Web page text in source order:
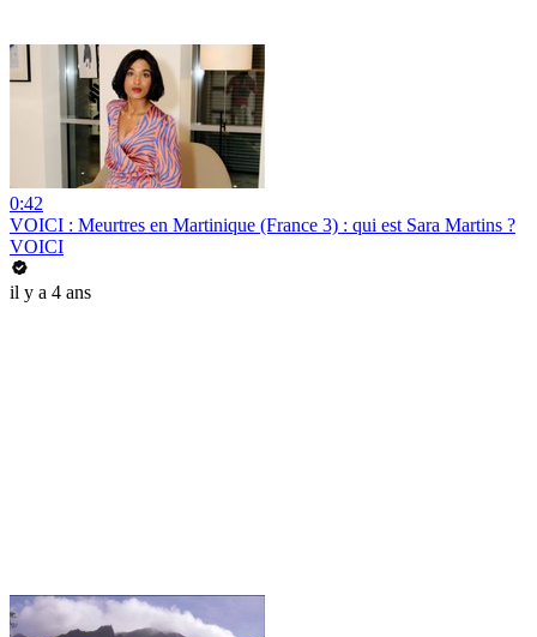
0:42
VOICI : Meurtres en Martinique (France 3) : qui est Sara Martins ?
VOICI
il y a 4 ans